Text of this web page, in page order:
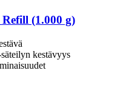
(1.000 g)
kestävyys